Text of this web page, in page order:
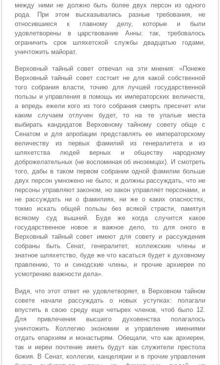
между ними не должно быть более двух персон из одного
рода. При этом высказывались разные требования, не
относившиеся к главному делу, которые и были
удовлетворены в царствование Анны: так, требовалось
ограничить срок шляхетской службы двадцатью годами,
уничтожить майорат.
Верховный тайный совет отвечал на эти мнения: «Понеже
Верховный тайный совет состоит не для какой собственной
того собрания власти, точию для лучшей государственной
пользы и управления в помощь их императорских величеств,
а впредь ежели кого из того собрания смерть пресечет или
каким случаем отлучен будет, то на те упалые места
выбирать кандидатов Верховному тайному совету обще с
Сенатом и для апробации представлять ее императорскому
величеству из первых фамилий из генералитета и из
шляхетства людей верных и обществу народному
доброжелательных (не воспоминая об иноземцах). И смотреть
того, дабы в таком первом собрании одной фамилии больше
двух персон умножено не было; и должны рассуждать, что не
персоны управляют законом, но закон управляет персонами, и
не рассуждать ни о фамилиях, ни же о каких опасностях,
токмо искать общей пользы без всякой страсти, памятуя
всякому суд вышний. Буде же когда случится какое
государственное новое и важное дело, то для оного в
Верховный тайный совет имеют для совету и рассуждения
собраны быть Сенат, генералитет, коллежские члены и
знатное шляхетство, буде же что касаться будет к духовному
правлению, то и синодские члены, и прочие архиереи по
усмотрению важности дела».
Видя, что этот ответ не удовлетворяет, в Верховном тайном
совете начали рассуждать о новых уступках: полагали
впустить в свою среду еще четырех членов, чтоб было 12.
Для привлечения высшего духовенства полагалось
уничтожить Коллегию экономии и управление имениями
отдать епархиям и монастырям. Обещали, что как архиереи,
так и иереи почтение иметь будут как служители престола
божия. В Сенат, коллегии, канцелярии и в прочие управления